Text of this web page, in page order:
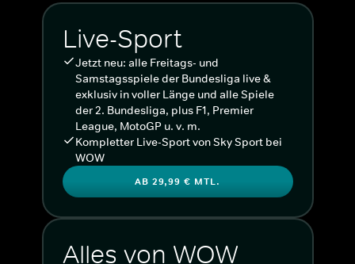
Live-Sport
Jetzt neu: alle Freitags- und
Samstagsspiele der Bundesliga live &
exklusiv in voller Länge und alle Spiele
der 2. Bundesliga, plus F1, Premier
League, MotoGP u. v. m.
Kompletter Live-Sport von Sky Sport bei
WOW
AB 29,99 € MTL.
Alles von WOW